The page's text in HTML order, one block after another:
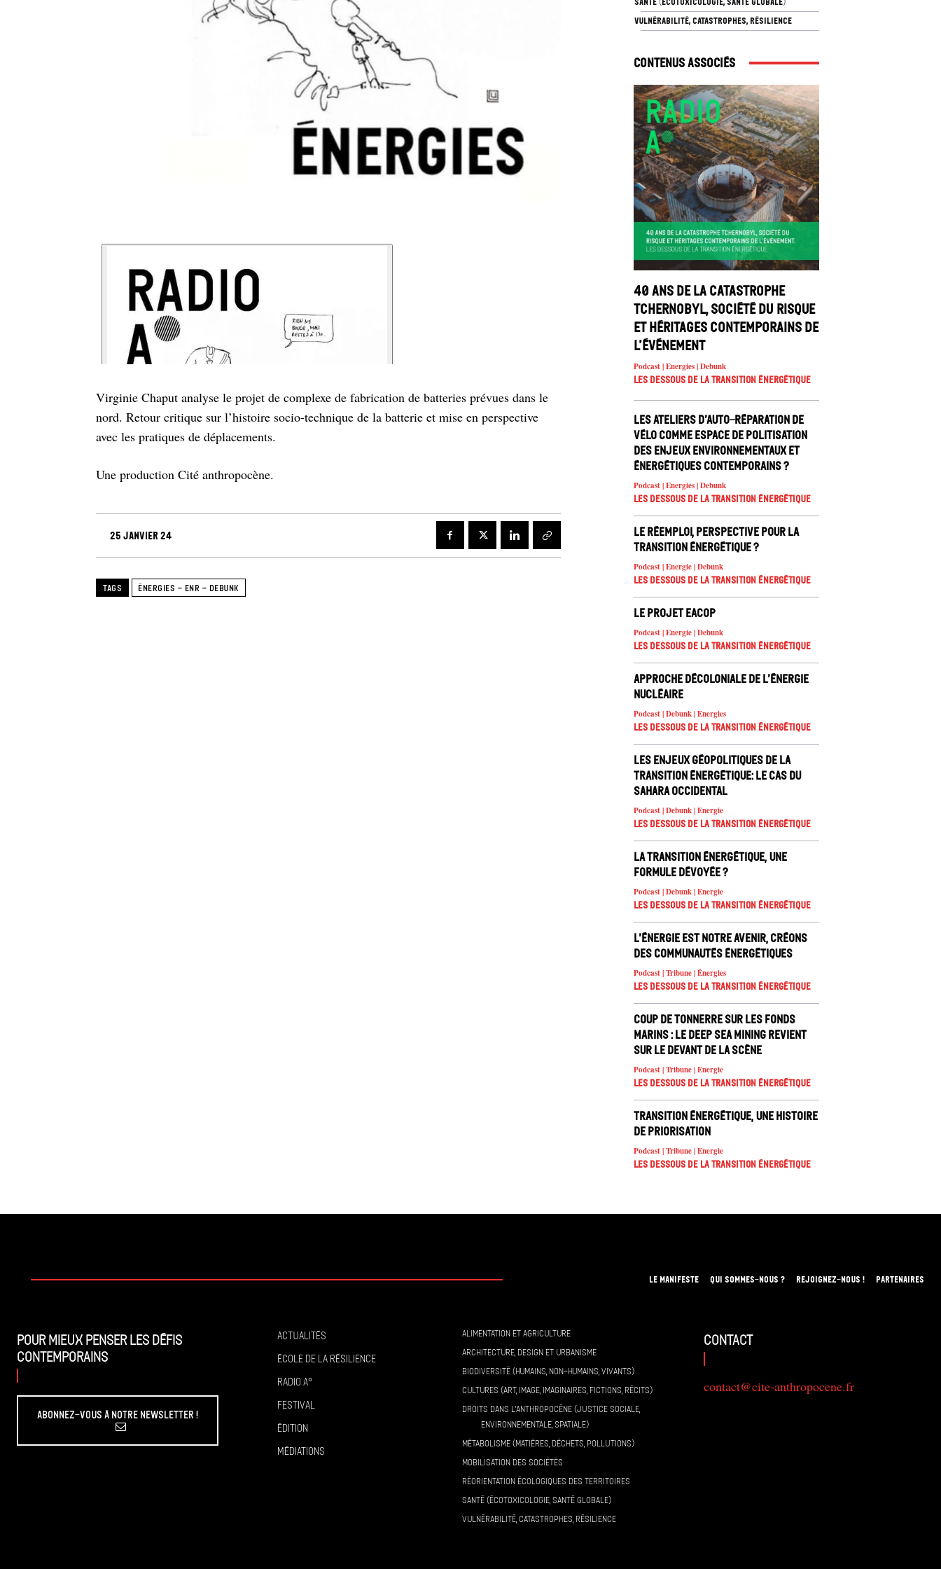
Virginie Chaput analyse le projet de complexe de fabrication de batteries prévues dans le
nord. Retour critique sur l’histoire socio-technique de la batterie et mise en perspective
avec les pratiques de déplacements.
Une production Cité anthropocène.
25 janvier 24
TAGS ÉNERGIES - ENR - DEBUNK
VULNÉRABILITÉ, CATASTROPHES, RÉSILIENCE
Contenus associés
40 ans de la catastrophe
Tchernobyl, société du risque
et héritages contemporains de
l’événement
Podcast | Energies | Debunk
Les dessous de la transition énergétique
Les ateliers d’auto-réparation de
vélo comme espace de politisation
des enjeux environnementaux et
énergétiques contemporains ?
Podcast | Energies | Debunk
Les dessous de la transition énergétique
Le réemploi, perspective pour la
transition énergétique ?
Podcast | Energie | Debunk
Les dessous de la transition énergétique
Le projet EACOP
Podcast | Energie | Debunk
Les dessous de la transition énergétique
Approche décoloniale de l’énergie
nucléaire
Podcast | Debunk | Energies
Les dessous de la transition énergétique
Les enjeux géopolitiques de la
transition énergétique: le cas du
Sahara occidental
Podcast | Debunk | Energie
Les dessous de la transition énergétique
La transition énergétique, une
formule dévoyée ?
Podcast | Debunk | Energie
Les dessous de la transition énergétique
L’énergie est notre avenir, créons
des communautés énergétiques
Podcast | Tribune | Énergies
Les dessous de la transition énergétique
Coup de tonnerre sur les fonds
marins : le deep sea mining revient
sur le devant de la scène
Podcast | Tribune | Energie
Les dessous de la transition énergétique
Transition énergétique, une histoire
de priorisation
Podcast | Tribune | Energie
Les dessous de la transition énergétique
LE MANIFESTE QUI SOMMES-NOUS ? REJOIGNEZ-NOUS ! PARTENAIRES
Pour mieux penser les défis
contemporains
Abonnez-vous à Notre Newsletter !
Actualités
École de la résilience
Radio A°
Festival
Édition
Médiations
ALIMENTATION ET AGRICULTURE
ARCHITECTURE, DESIGN ET URBANISME
BIODIVERSITÉ (HUMAINS, NON-HUMAINS, VIVANTS)
CULTURES (ART, IMAGE, IMAGINAIRES, FICTIONS, RÉCITS)
DROITS DANS L’ANTHROPOCÈNE (JUSTICE SOCIALE,
ENVIRONNEMENTALE, SPATIALE)
MÉTABOLISME (MATIÈRES, DÉCHETS, POLLUTIONS)
MOBILISATION DES SOCIÉTÉS
RÉORIENTATION ÉCOLOGIQUES DES TERRITOIRES
SANTÉ (ÉCOTOXICOLOGIE, SANTÉ GLOBALE)
VULNÉRABILITÉ, CATASTROPHES, RÉSILIENCE
contact
contact@cite-anthropocene.fr